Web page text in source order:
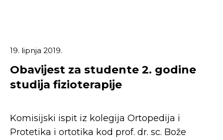
19. lipnja 2019.
Obavijest za studente 2. godine
studija fizioterapije
Komisijski ispit iz kolegija Ortopedija i
Protetika i ortotika kod prof. dr. sc. Bože